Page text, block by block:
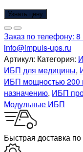
Узнать цену
Заказ по телефону: 8
info@impuls-ups.ru
Артикул: Категория:
ИБП для медицины,
ИБП мощностью 200
назначению, ИБП
Модульные ИБП
Быстрая доставка